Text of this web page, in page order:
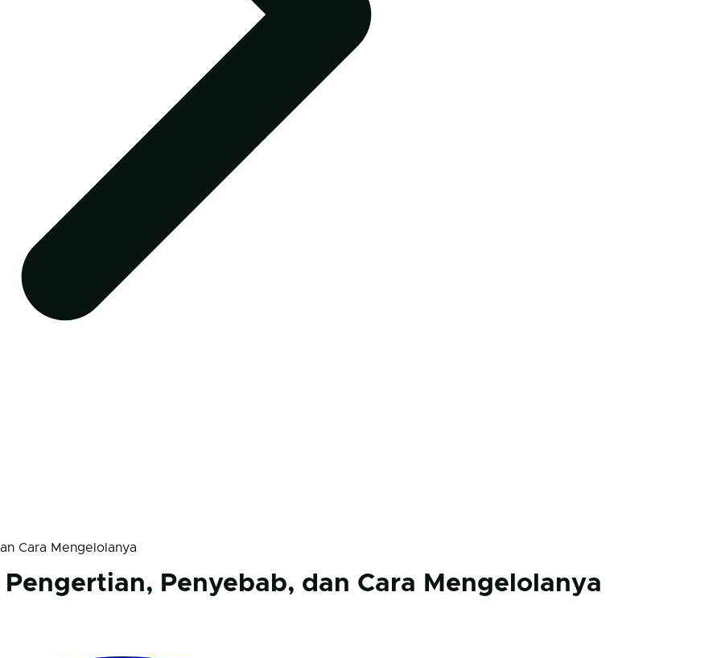
Cara Mengelolanya
Penyebab, dan Cara Mengelolanya